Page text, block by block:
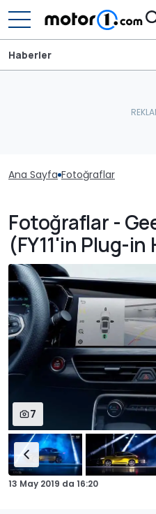
Haberler
Ana Sayfa Fotoğraflar
Fotoğraflar -
(FY11'in Plug-
7
13 May 2019 da 16:20